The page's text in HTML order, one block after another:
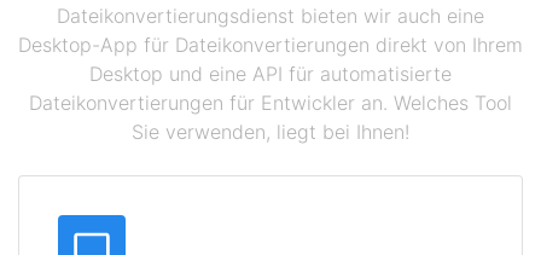
Dateikonvertierungsdienst bieten wir auch eine
Desktop-App für Dateikonvertierungen direkt von Ihrem
Desktop und eine API für automatisierte
Dateikonvertierungen für Entwickler an. Welches Tool
Sie verwenden, liegt bei Ihnen!